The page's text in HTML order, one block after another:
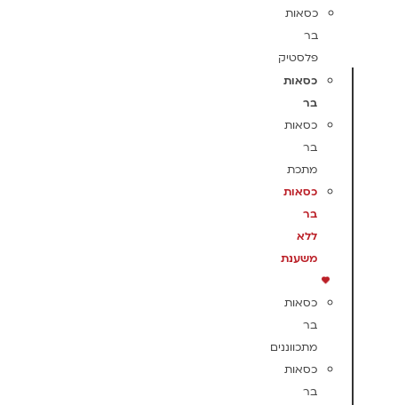
כסאות
בר
פלסטיק
כסאות
בר
כסאות
בר
מתכת
כסאות
בר
ללא
משענת
כסאות
בר
מתכווננים
כסאות
בר